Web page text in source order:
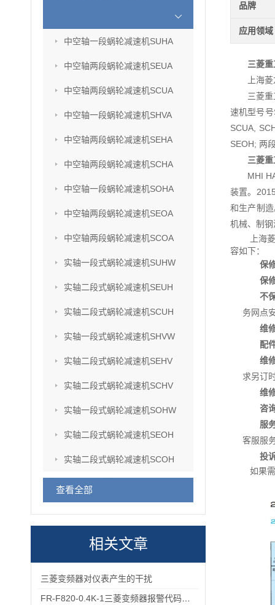
中空轴一段蜗轮减速机SUHA
中空轴两段蜗轮减速机SEUA
中空轴两段蜗轮减速机SCUA
中空轴一段蜗轮减速机SHVA
中空轴两段蜗轮减速机SEHA
中空轴两段蜗轮减速机SCHA
中空轴一段蜗轮减速机SOHA
中空轴两段蜗轮减速机SEOA
中空轴两段蜗轮减速机SCOA
实轴一段式蜗轮减速机SUHW
实轴二段式蜗轮减速机SEUH
实轴二段式蜗轮减速机SCUH
实轴一段式蜗轮减速机SHVW
实轴二段式蜗轮减速机SEHV
实轴二段式蜗轮减速机SCHV
实轴一段式蜗轮减速机SOHW
实轴二段式蜗轮减速机SEOH
实轴二段式蜗轮减速机SCOH
查看全部
相关文章
三菱变频器对仪表产生的干扰
品牌
应用领域
三菱
上海
三菱
速机型号
SCUA,
SEOH; 两
三菱
MHI
装置。
和生产制
机械、制
上海
容如下：
保
保
不
务网点
维
配
维
求另订
维
咨
服
客服服
投
如果